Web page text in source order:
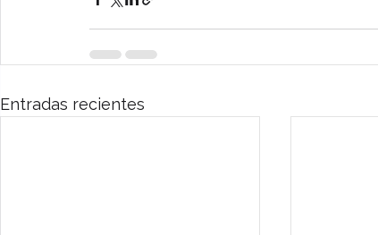
Entradas recientes